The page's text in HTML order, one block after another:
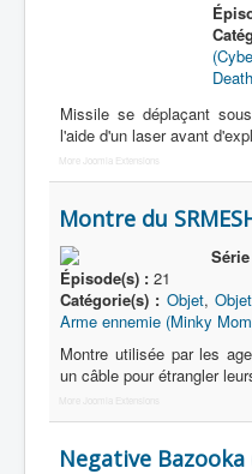
Missile se déplaçant
l'aide d'un laser avant
More Joomla Extensions
Montre du
Épisode(s) : 21
Catégorie(s) : Objet,
Arme ennemie (Minky
Montre utilisée par les
un câble pour étrangler
More Joomla Extensions
Negative Bazooka